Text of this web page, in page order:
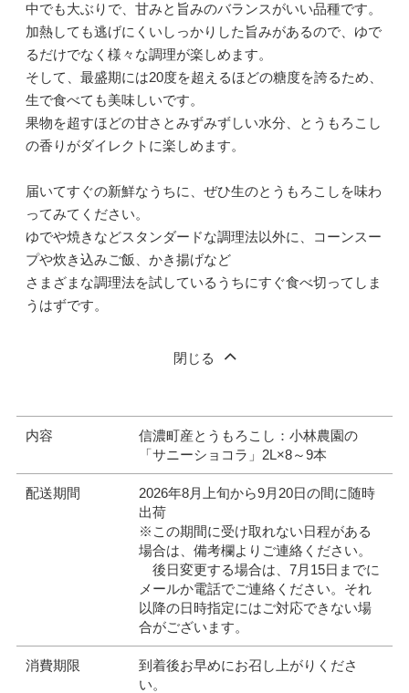
中でも大ぶりで、甘みと旨みのバランスがいい品種です。
加熱しても逃げにくいしっかりした旨みがあるので、ゆで
るだけでなく様々な調理が楽しめます。
そして、最盛期には20度を超えるほどの糖度を誇るため、
生で食べても美味しいです。
果物を超すほどの甘さとみずみずしい水分、とうもろこし
の香りがダイレクトに楽しめます。
届いてすぐの新鮮なうちに、ぜひ生のとうもろこしを味わ
ってみてください。
ゆでや焼きなどスタンダードな調理法以外に、コーンスー
プや炊き込みご飯、かき揚げなど
さまざまな調理法を試しているうちにすぐ食べ切ってしま
うはずです。
閉じる
内容
信濃町産とうもろこし：小林農園の
「サニーショコラ」2L×8～9本
配送期間
2026年8月上旬から9月20日の間に随時
出荷
※この期間に受け取れない日程がある
場合は、備考欄よりご連絡ください。
後日変更する場合は、7月15日までに
メールか電話でご連絡ください。それ
以降の日時指定にはご対応できない場
合がございます。
消費期限
到着後お早めにお召し上がりくださ
い。